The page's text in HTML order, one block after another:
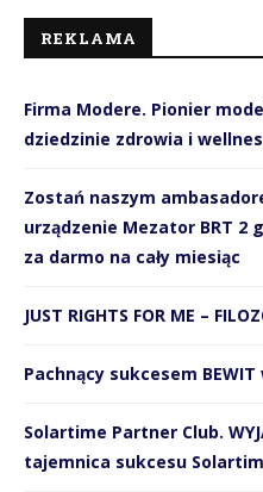
REKLAMA
Firma Modere. Pionier
dziedzinie zdrowia i
Zostań naszym
urządzenie Mezator BRT 2
za darmo na cały miesiąc
JUST RIGHTS FOR ME –
Pachnący sukcesem
Solartime Partner Club.
tajemnica sukcesu